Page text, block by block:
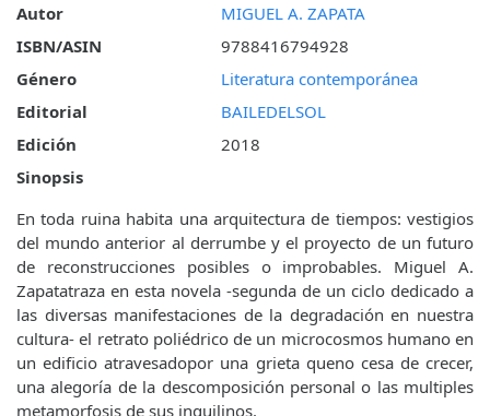
Autor
MIGUEL A. ZAPATA
ISBN/ASIN
9788416794928
Género
Literatura contemporánea
Editorial
BAILEDELSOL
Edición
2018
Sinopsis
En toda ruina habita una arquitectura de tiempos: vestigios
del mundo anterior al derrumbe y el proyecto de un futuro
de reconstrucciones posibles o improbables. Miguel A.
Zapatatraza en esta novela -segunda de un ciclo dedicado a
las diversas manifestaciones de la degradación en nuestra
cultura- el retrato poliédrico de un microcosmos humano en
un edificio atravesadopor una grieta queno cesa de crecer,
una alegoría de la descomposición personal o las multiples
metamorfosis de sus inquilinos.